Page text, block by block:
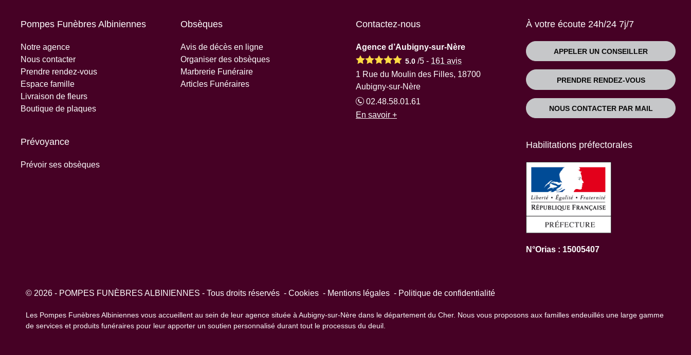
Pompes Funèbres Albiniennes
Notre agence
Nous contacter
Prendre rendez-vous
Espace famille
Livraison de fleurs
Boutique de plaques
Obsèques
Avis de décès en ligne
Organiser des obsèques
Marbrerie Funéraire
Articles Funéraires
Prévoyance
Prévoir ses obsèques
Contactez-nous
Agence d’Aubigny-sur-Nère
5.0 /5 - 161 avis
1 Rue du Moulin des Filles, 18700
Aubigny-sur-Nère
02.48.58.01.61
En savoir +
À votre écoute 24h/24 7j/7
APPELER UN CONSEILLER
PRENDRE RENDEZ-VOUS
NOUS CONTACTER PAR MAIL
Habilitations préfectorales
N°Orias : 15005407
© 2026 - POMPES FUNÈBRES ALBINIENNES - Tous droits réservés Cookies Mentions légales Politique de confidentialité
Les Pompes Funèbres Albiniennes vous accueillent au sein de leur agence située à Aubigny-sur-Nère dans le département du Cher. Nous vous proposons aux familles endeuillés une large gamme
de services et produits funéraires pour leur apporter un soutien personnalisé durant tout le processus du deuil.